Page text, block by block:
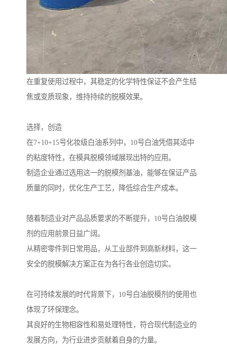
在重复使用过程中，其稳定的化学特性保证不会产生结
焦或变质现象，维持持续的脱模效果。
选择，创造
在7+10+15号化妆级白油系列中，10号白油凭借其适中
的粘度特性，在模具脱模领域展现出特的应用。
制造企业通过选用这一的脱模剂基油，能够在保证产品
质量的同时，优化生产工艺，降低综合生产成本。
随着制造业对产品品质要求的不断提升，10号白油脱模
剂的应用前景日益广阔。
从精密零件到日常用品，从工业部件到高新材料，这一
安全的脱模解决方案正在为各行各业创造切实。
在可持续发展的时代背景下，10号白油脱模剂的使用也
体现了环保理念。
其良好的生物相容性和易处理特性，符合现代制造业的
发展方向，为行业进步贡献着自身的力量。